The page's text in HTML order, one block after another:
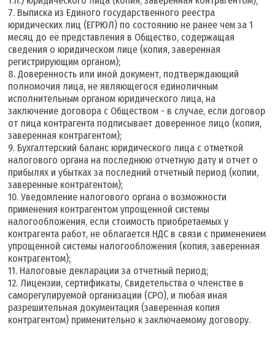
7. Выписка из Единого государственного реестра
юридических лиц (ЕГРЮЛ) по состоянию не ранее чем за 1
месяц до её представления в Общество, содержащая
сведения о юридическом лице (копия, заверенная
регистрирующим органом);
8. Доверенность или иной документ, подтверждающий
полномочия лица, не являющегося единоличным
исполнительным органом юридического лица, на
заключение договора с Обществом - в случае, если договор
от лица контрагента подписывает доверенное лицо (копия,
заверенная контрагентом);
9. Бухгалтерский баланс юридического лица с отметкой
налогового органа на последнюю отчетную дату и отчет о
прибылях и убытках за последний отчетный период (копии,
заверенные контрагентом);
10. Уведомление налогового органа о возможности
применения контрагентом упрощенной системы
налогообложения, если стоимость приобретаемых у
контрагента работ, не облагается НДС в связи с применением
упрощенной системы налогообложения (копия, заверенная
контрагентом);
11. Налоговые декларации за отчетный период;
12. Лицензии, сертификаты, Свидетельства о членстве в
саморегулируемой организации (СРО), и любая иная
разрешительная документация (заверенная копия
контрагентом) применительно к заключаемому договору.